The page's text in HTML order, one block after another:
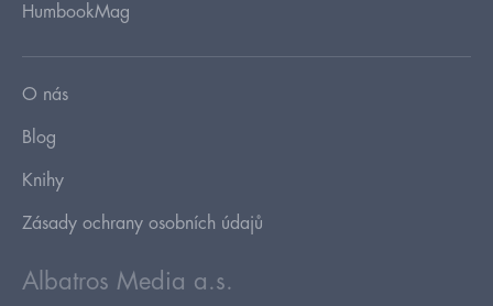
HumbookMag
O nás
Blog
Knihy
Zásady ochrany osobních údajů
Albatros Media a.s.